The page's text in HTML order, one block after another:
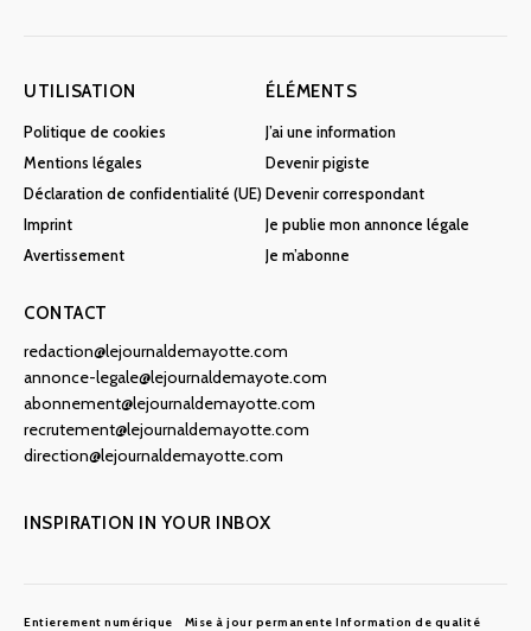
UTILISATION
Politique de cookies
Mentions légales
Déclaration de confidentialité (UE)
Imprint
Avertissement
ÉLÉMENTS
J’ai une information
Devenir pigiste
Devenir correspondant
Je publie mon annonce légale
Je m’abonne
CONTACT
redaction@lejournaldemayotte.com
annonce-legale@lejournaldemayote.com
abonnement@lejournaldemayotte.com
recrutement@lejournaldemayotte.com
direction@lejournaldemayotte.com
INSPIRATION IN YOUR INBOX
Entierement numérique Mise à jour permanente Information de qualité